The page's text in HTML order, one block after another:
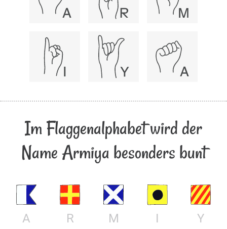
Im Flaggenalphabet wird der
Name Armiya besonders bunt
A R M I Y